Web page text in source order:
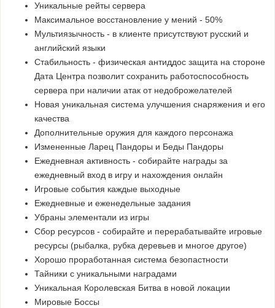
Уникальные рейты сервера
Максимальное восстановление у мений - 50%
Мультиязычность - в клиенте присутствуют русский и
английский языки
Стабильность - физическая антиддос защита на стороне
Дата Центра позволит сохранить работоспособность
сервера при наличии атак от недоброжелателей
Новая уникальная система улучшения снаряжения и его
качества
Дополнительные оружия для каждого персонажа
Измененные Ларец Пандоры и Беды Пандоры
Ежедневная активность - собирайте награды за
ежедневный вход в игру и нахождения онлайн
Игровые события каждые выходные
Ежедневные и еженедельные задания
Убраны элементали из игры
Сбор ресурсов - собирайте и перерабатывайте игровые
ресурсы (рыбалка, рубка деревьев и многое другое)
Хорошо проработанная система безопастности
Тайники с уникальными наградами
Уникальная Королевская Битва в новой локации
Мировые Боссы